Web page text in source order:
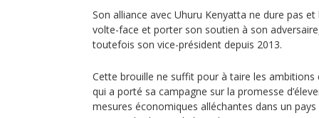
Son alliance avec Uhuru Kenyatta ne dure pas
volte-face et porter son soutien à son
toutefois son vice-président depuis 2013.
Cette brouille ne suffit pour à taire les
qui a porté sa campagne sur la promesse
mesures économiques alléchantes dans un